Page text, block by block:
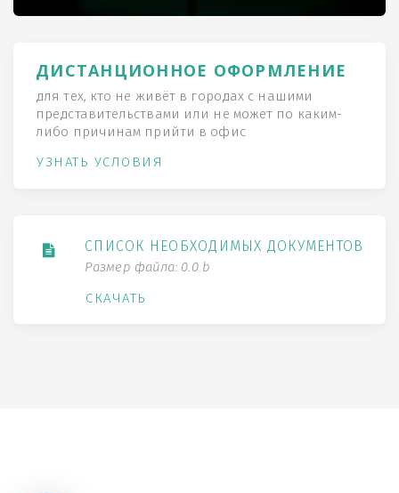
ДИСТАНЦИОННОЕ ОФОРМЛЕНИЕ
для тех, кто не живёт в городах с нашими
представительствами или не может по каким-
либо причинам прийти в офис
УЗНАТЬ УСЛОВИЯ
СПИСОК НЕОБХОДИМЫХ ДОКУМЕНТОВ
Размер файла: 0.0 b
СКАЧАТЬ